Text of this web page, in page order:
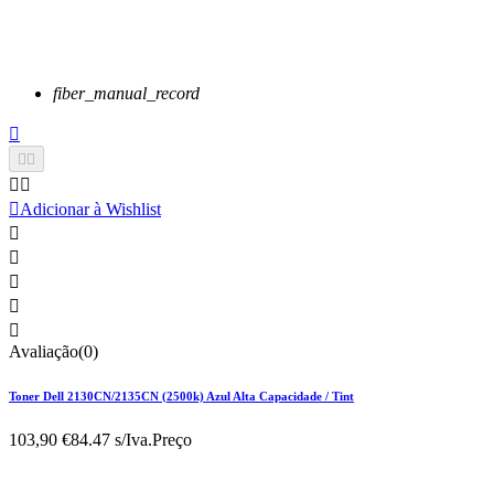
fiber_manual_record

 
 
Adicionar à Wishlist





Avaliação(0)
Toner Dell 2130CN/2135CN (2500k) Azul Alta Capacidade / Tint
103,90 €84.47 s/Iva.Preço